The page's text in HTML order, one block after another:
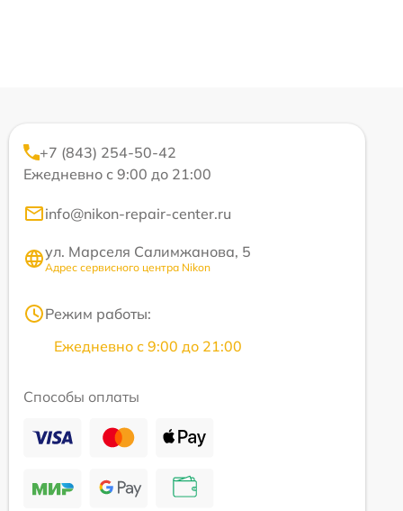
+7 (843) 254-50-42
Ежедневно с 9:00 до 21:00
info@nikon-repair-center.ru
ул. Марселя Салимжанова, 5
Адрес сервисного центра Nikon
Режим работы:
Ежедневно с 9:00 до 21:00
Способы оплаты